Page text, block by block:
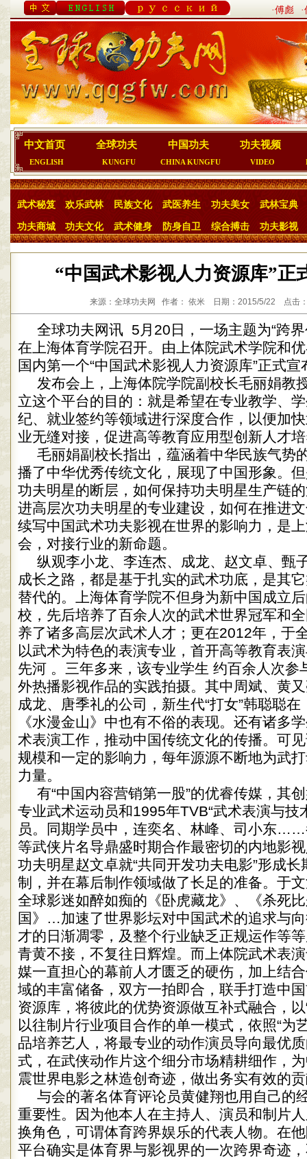
·傅彪
中文首页
ENGLISH
全球功夫
KUNGFU
中国功夫
CHINA KUNGFU
功夫视频
VIDEO
武术秘笈 欢乐武林 民族文化 武医养生 功夫美女 武林宝典
功夫商城 功夫文化 武术健身 防身自卫 综合搏击 功夫影视
“中国武术影视人力资源库”正
来源：全球功夫网 作者： 依米 日期：2015/5/22 点击
全球功夫网讯 5月20日，一场主题为“跨
在上海体育学院召开。由上体院武术学院和
国内第一个“中国武术影视人力资源库”正式宣
发布会上，上海体院学院副校长毛丽娟教
立这个平台的目的：就是希望在专业教学、
纪、就业签约等领域进行深度合作，以便加
业无缝对接，促进高等教育应用型创新人才
毛丽娟副校长指出，蕴涵着中华民族气势
播了中华优秀传统文化，展现了中国形象。
功夫明星的断层，如何保持功夫明星生产链
进高层次功夫明星的专业建设，如何在推进
续写中国武术功夫影视在世界的影响力，是
会，对接行业的新命题。
纵观李小龙、李连杰、成龙、赵文卓、甄
成长之路，都是基于扎实的武术功底，是其
替代的。上海体育学院不但身为新中国成立
校，先后培养了百余人次的武术世界冠军和
养了诸多高层次武术人才；更在2012年，于
以武术为特色的表演专业，首开高等教育表
先河 。三年多来，该专业学生 约百余人次参
外热播影视作品的实践拍摄。其中周斌、黄
成龙、唐季礼的公司，新生代“打女”韩聪聪
《水漫金山》中也有不俗的表现。还有诸多
术表演工作，推动中国传统文化的传播。可
规模和一定的影响力，每年源源不断地为武
力量。
有“中国内容营销第一股”的优睿传媒，其
专业武术运动员和1995年TVB“武术表演与技
员。同期学员中，连奕名、林峰、司小东
等武侠片名导鼎盛时期合作最密切的内地影
功夫明星赵文卓就“共同开发功夫电影”形成
制，并在幕后制作领域做了长足的准备。于
全球影迷如醉如痴的《卧虎藏龙》、《杀死
国》…加速了世界影坛对中国武术的追求与
才的日渐凋零，及整个行业缺乏正规运作等
青黄不接，不复往日辉煌。而上体院武术表
媒一直担心的幕前人才匮乏的硬伤，加上结
域的丰富储备，双方一拍即合，联手打造中
资源库，将彼此的优势资源做互补式融合，以
以往制片行业项目合作的单一模式，依照“为
品培养艺人，将最专业的动作演员导向最优
式，在武侠动作片这个细分市场精耕细作，
震世界电影之林造创奇迹，做出务实有效的
与会的著名体育评论员黄健翔也用自己的
重要性。因为他本人在主持人、演员和制片
换角色，可谓体育跨界娱乐的代表人物。在
平台确实是体育界与影视界的一次跨界奇迹